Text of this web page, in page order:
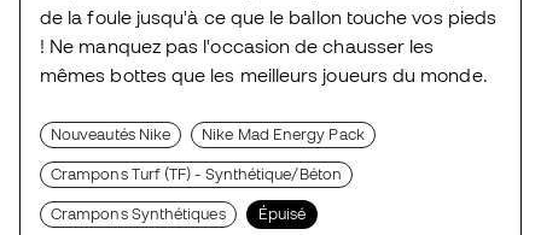
de la foule jusqu'à ce que le ballon touche vos pieds
! Ne manquez pas l'occasion de chausser les
mêmes bottes que les meilleurs joueurs du monde.
Nouveautés Nike Nike Mad Energy Pack
Crampons Turf (TF) - Synthétique/Béton
Crampons Synthétiques Épuisé